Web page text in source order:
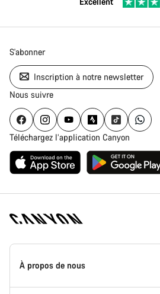
S'abonner
Inscription à notre newsletter
Nous suivre
Téléchargez l’application Canyon
Page
d'accueil
Canyon
-
À propos de nous